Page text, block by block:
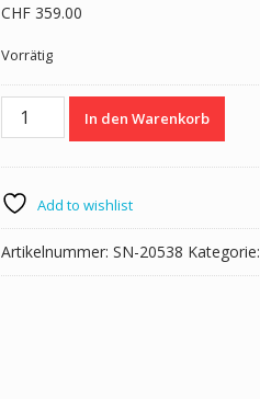
CHF359.00
Vorrätig
Sessel
In den Warenkorb
Add to wishlist
Artikelnummer: SN-20538 Kategorie: